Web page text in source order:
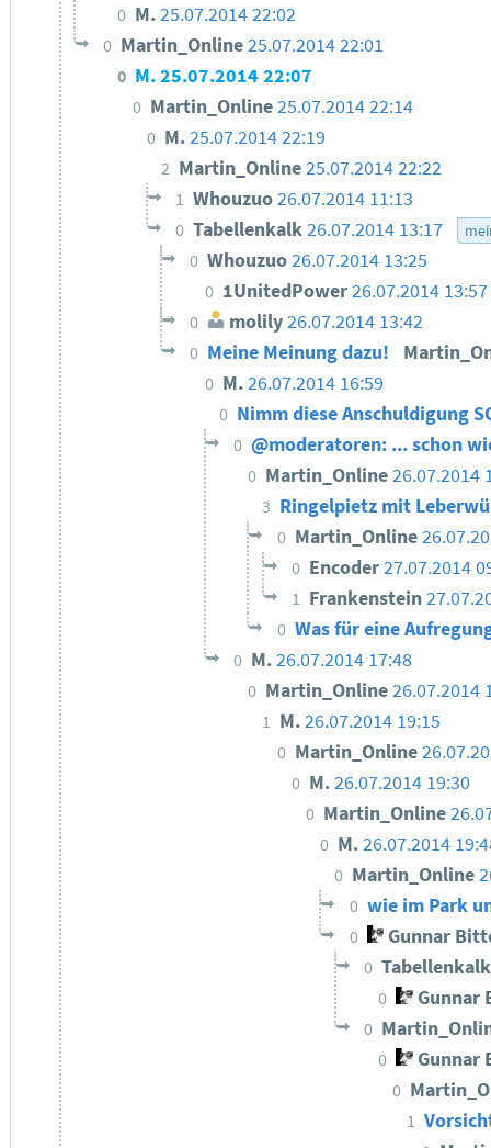
0 M.25.07.2014 22:02
0 Martin_Online25.07.2014 22:01
0 M.25.07.2014 22:07
0 Martin_Online25.07.2014 22:14
0 M.25.07.2014 22:19
2 Martin_Online25.07.2014 22:22
1 Whouzuo26.07.2014 11:13
0 Tabellenkalk26.07.2014 13:17
0 Whouzuo26.07.2014 13:25
0 1UnitedPower26.07.2014 13:57
0 molily26.07.2014 13:42
0 Meine Meinung dazu!
0 M.26.07.2014 16:59
0 Nimm diese Anschuldigung
0 @moderatoren: ... schon
0 Martin_Online26.07.2014
3 Ringelpietz mit
0 Martin_Online
0 Encoder27.07.2014
1 Frankenstein
0 Was für eine
0 M.26.07.2014 17:48
0 Martin_Online26.07.2014
1 M.26.07.2014 19:15
0 Martin_Online
0 M.26.07.2014 19:30
0 Martin_Online
0 M.26.07.2014
0 Martin_Online
0 wie im Park
0 Gunnar
0
0 Gunnar
0
0 Gunnar
0
1